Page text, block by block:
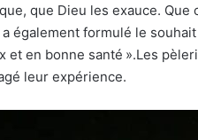
que Dieu les exauce.
a également formulé le
et en bonne santé ».Les
leur expérience.